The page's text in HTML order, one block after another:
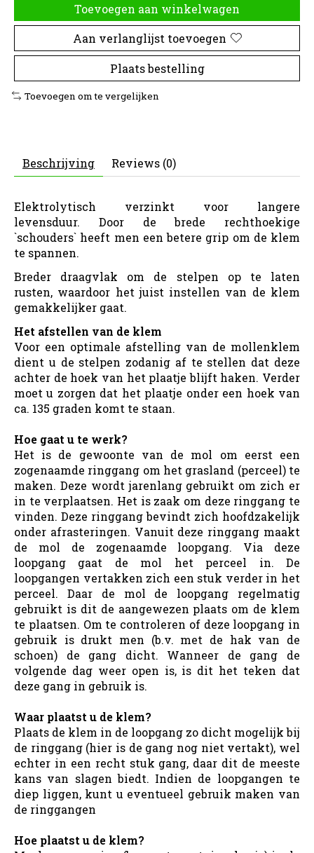
Toevoegen aan winkelwagen
Aan verlanglijst toevoegen
Plaats bestelling
Toevoegen om te vergelijken
Beschrijving Reviews (0)
Elektrolytisch verzinkt voor langere
levensduur. Door de brede rechthoekige
`schouders` heeft men een betere grip om de klem
te spannen.
Breder draagvlak om de stelpen op te laten
rusten, waardoor het juist instellen van de klem
gemakkelijker gaat.
Het afstellen van de klem
Voor een optimale afstelling van de mollenklem
dient u de stelpen zodanig af te stellen dat deze
achter de hoek van het plaatje blijft haken. Verder
moet u zorgen dat het plaatje onder een hoek van
ca. 135 graden komt te staan.
Hoe gaat u te werk?
Het is de gewoonte van de mol om eerst een
zogenaamde ringgang om het grasland (perceel) te
maken. Deze wordt jarenlang gebruikt om zich er
in te verplaatsen. Het is zaak om deze ringgang te
vinden. Deze ringgang bevindt zich hoofdzakelijk
onder afrasteringen. Vanuit deze ringgang maakt
de mol de zogenaamde loopgang. Via deze
loopgang gaat de mol het perceel in. De
loopgangen vertakken zich een stuk verder in het
perceel. Daar de mol de loopgang regelmatig
gebruikt is dit de aangewezen plaats om de klem
te plaatsen. Om te controleren of deze loopgang in
gebruik is drukt men (b.v. met de hak van de
schoen) de gang dicht. Wanneer de gang de
volgende dag weer open is, is dit het teken dat
deze gang in gebruik is.
Waar plaatst u de klem?
Plaats de klem in de loopgang zo dicht mogelijk bij
de ringgang (hier is de gang nog niet vertakt), wel
echter in een recht stuk gang, daar dit de meeste
kans van slagen biedt. Indien de loopgangen te
diep liggen, kunt u eventueel gebruik maken van
de ringgangen
Hoe plaatst u de klem?